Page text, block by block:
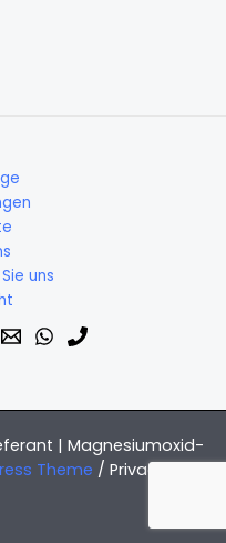
uns
| Magnesiumoxid-
Theme / Privacy Policy